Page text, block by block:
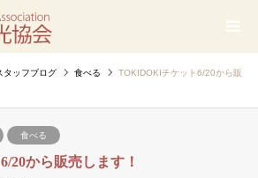
タッフブログ 食べる
TOKIDOKIチケット6/20から販
食べる
20から販売します！